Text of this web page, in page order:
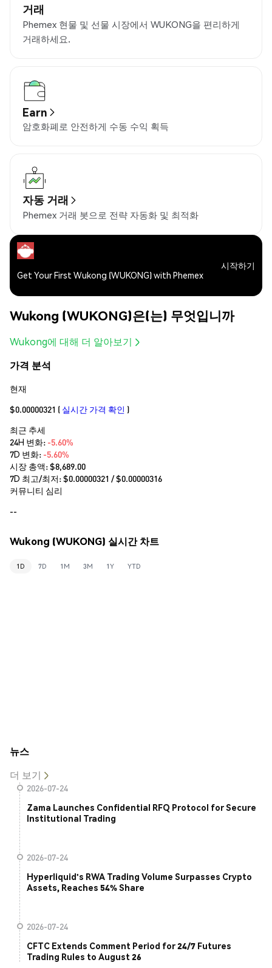
거래
Phemex 현물 및 선물 시장에서 WUKONG을 편리하게
거래하세요.
Earn
암호화폐로 안전하게 수동 수익 획득
자동 거래
Phemex 거래 봇으로 전략 자동화 및 최적화
Get Your First Wukong (WUKONG) with Phemex
시작하기
Wukong (WUKONG)은(는) 무엇입니까
Wukong에 대해 더 알아보기
가격 분석
현재
$0.00000321 ( 실시간 가격 확인 )
최근 추세
24H 변화: -5.60%
7D 변화: -5.60%
시장 총액:$8,689.00
7D 최고/최저: $0.00000321 / $0.00000316
커뮤니티 심리
--
Wukong (WUKONG) 실시간 차트
1D 7D 1M 3M 1Y YTD
뉴스
더 보기
2026-07-24
Zama Launches Confidential RFQ Protocol for Secure
Institutional Trading
2026-07-24
Hyperliquid's RWA Trading Volume Surpasses Crypto
Assets, Reaches 54% Share
2026-07-24
CFTC Extends Comment Period for 24/7 Futures
Trading Rules to August 26